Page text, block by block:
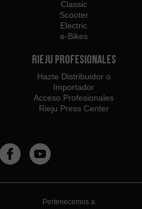
Classic
Scooter
Electric
e-Bikes
Rieju Profesionales
Hazte Distribuidor o
Importador
Acceso Profesionales
Rieju Press Center
Pertenecemos a: